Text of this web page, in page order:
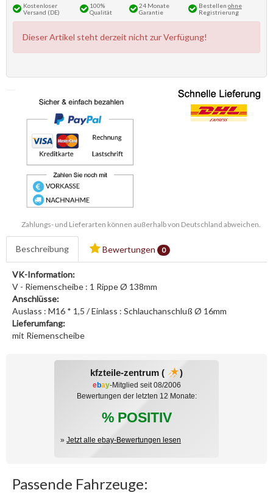
Kostenloser
Versand (DE)
100%
Qualität
24 Monate
Garantie
Bestellen ohne
Registrierung
Dieser Artikel steht derzeit nicht zur Verfügung!
Zahlungs- und Lieferarten können außerhalb von Deutschland abweichen.
Beschreibung Bewertungen 0
VK-Information:
V - Riemenscheibe : 1 Rippe Ø 138mm
Anschlüsse:
Auslass : M16 * 1,5 / Einlass : Schlauchanschluß Ø 16mm
Lieferumfang:
mit Riemenscheibe
kfzteile-zentrum ( )
ebay-Mitglied seit 08/2006
Bewertungen der letzten 12 Monate:
% POSITIV
» Jetzt alle ebay-Bewertungen lesen
Passende Fahrzeuge: